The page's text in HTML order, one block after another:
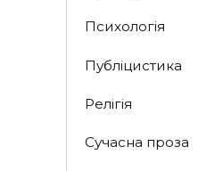
Психологія
Публіцистика
Релігія
Сучасна проза